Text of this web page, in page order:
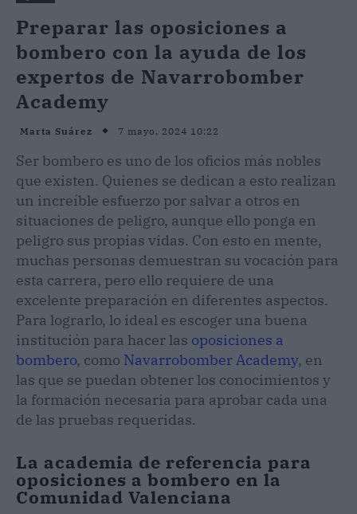
Preparar las oposiciones a
bombero con la ayuda de los
expertos de Navarrobomber
Academy
Marta Suárez 7 mayo, 2024 10:22
Ser bombero es uno de los oficios más nobles
que existen. Quienes se dedican a esto realizan
un increíble esfuerzo por salvar a otros en
situaciones de peligro, aunque ello ponga en
peligro sus propias vidas. Con esto en mente,
muchas personas demuestran su vocación para
esta carrera, pero ello requiere de una
excelente preparación en diferentes aspectos.
Para lograrlo, lo ideal es escoger una buena
institución para hacer las oposiciones a
bombero, como Navarrobomber Academy, en
las que se puedan obtener los conocimientos y
la formación necesaria para aprobar cada una
de las pruebas requeridas.
La academia de referencia para
oposiciones a bombero en la
Comunidad Valenciana